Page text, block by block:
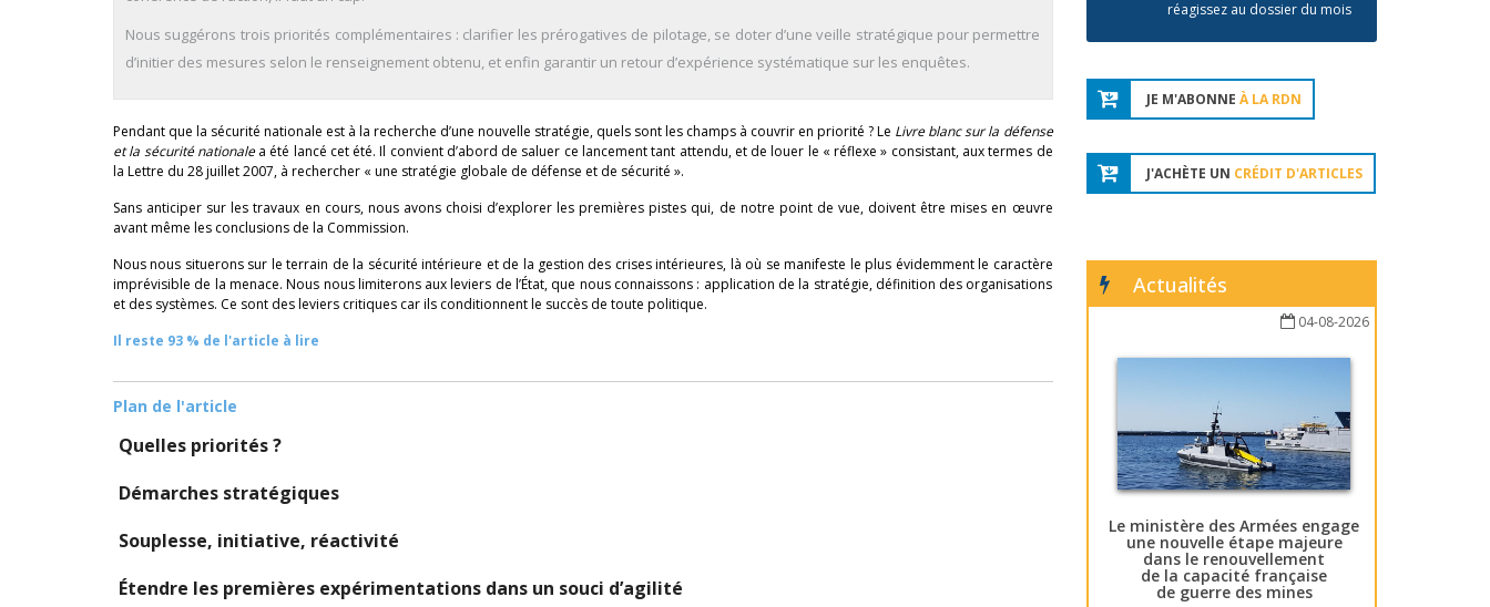
Nous suggérons trois priorités complémentaires : clarifier les prérogatives de pilotage, se doter d’une veille stratégique pour permettre
d’initier des mesures selon le renseignement obtenu, et enfin garantir un retour d’expérience systématique sur les enquêtes.
Pendant que la sécurité nationale est à la recherche d’une nouvelle stratégie, quels sont les champs à couvrir en priorité ? Le Livre blanc sur la défense
et la sécurité nationalea été lancé cet été. Il convient d’abord de saluer ce lancement tant attendu, et de louer le « réflexe » consistant, aux termes de
la Lettre du 28 juillet 2007, à rechercher « une stratégie globale de défense et de sécurité ».
Sans anticiper sur les travaux en cours, nous avons choisi d’explorer les premières pistes qui, de notre point de vue, doivent être mises en œuvre
avant même les conclusions de la Commission.
Nous nous situerons sur le terrain de la sécurité intérieure et de la gestion des crises intérieures, là où se manifeste le plus évidemment le caractère
imprévisible de la menace. Nous nous limiterons aux leviers de l’État, que nous connaissons : application de la stratégie, définition des organisations
et des systèmes. Ce sont des leviers critiques car ils conditionnent le succès de toute politique.
Il reste 93 % de l'article à lire
Plan de l'article
Quelles priorités ?
Démarches stratégiques
Souplesse, initiative, réactivité
Étendre les premières expérimentations dans un souci d’agilité
réagissez au dossier du mois
JE M'ABONNE À LA RDN
J'ACHÈTE UN CRÉDIT D'ARTICLES
Actualités
04-08-2026
Le ministère des Armées engage
une nouvelle étape majeure
dans le renouvellement
de la capacité française
de guerre des mines